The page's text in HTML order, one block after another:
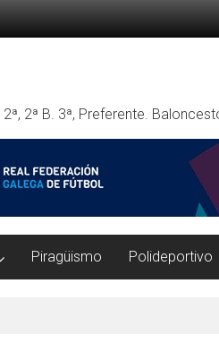
2ª B. 3ª, Preferente.
Piragüismo Polideportivo